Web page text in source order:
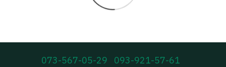
073-567-05-29 093-921-57-61